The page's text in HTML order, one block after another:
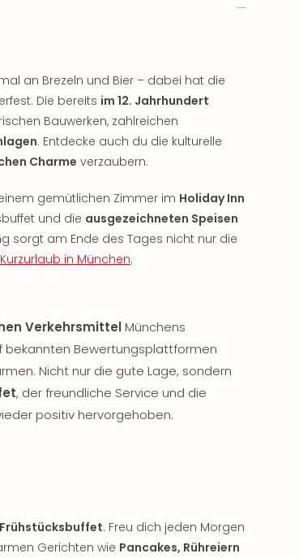
an Brezeln und Bier – dabei hat die
Die bereits im 12. Jahrhundert
Bauwerken, zahlreichen
. Entdecke auch du die kulturelle
Charme verzaubern.
gemütlichen Zimmer im Holiday Inn
und die ausgezeichneten Speisen
sorgt am Ende des Tages nicht nur die
Kurzurlaub in München.
VerkehrsmittelMünchens
Bewertungsplattformen
Nicht nur die gute Lage, sondern
, der freundliche Service und die
positiv hervorgehoben.
. Freu dich jeden Morgen
Gerichten wie Pancakes, Rühreiern